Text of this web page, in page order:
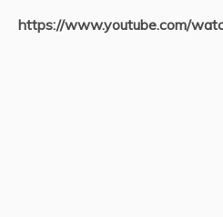
https://www.youtube.com/